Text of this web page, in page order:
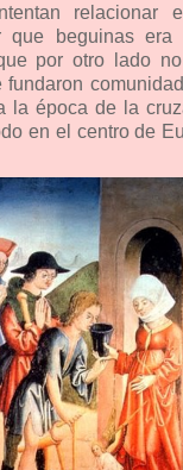
relacionar
que beguinas era
por otro lado
fundaron
la época de la
en el centro de